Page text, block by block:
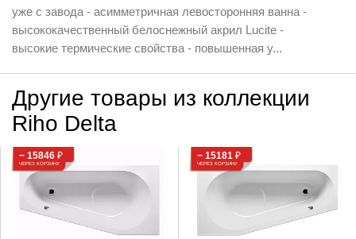
уже с завода - асимметричная левосторонняя ванна -
высококачественный белоснежный акрил Lucite -
высокие термические свойства - повышенная у...
Другие товары из коллекции
Riho Delta
− 15846 ₽
ЧЕРЕЗ КОРЗИНУ
− 15181 ₽
ЧЕРЕЗ КОРЗИНУ